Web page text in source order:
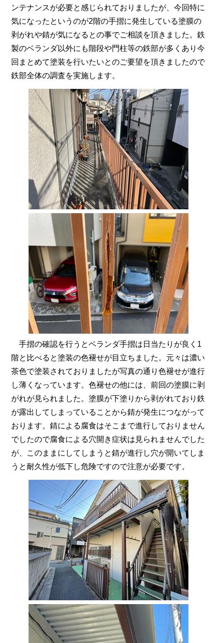
ンテナンスが必要と感じられておりましたが、今回特に
気になったというのが2階の手摺に発生している塗膜の
剥がれや錆が気になるとの事でご相談を頂きました。鉄
製のベランダ以外にも階段や門柱等の鉄部が多くあり今
回まとめて塗装を行いたいとのご要望を頂きましたので
鉄部全体の調査を実施します。
手摺の確認を行うとベランダ手摺は日当たりが良く1
階と比べると塗装の色褪せが目立ちました。元々は濃い
茶色で塗装されておりましたが写真の通り色褪せが進行
し薄くなっています。色褪せの他には、前回の塗膜に剥
がれが見られました。塗膜が下塗りから剥がれており鉄
が露出してしまっていることから錆が発生につながって
おります。錆による腐食はそこまで進行しておりません
でしたので腐食による穴開き症状は見られませんでした
が、このままにしてしまうと錆が進行し穴が開いてしま
うと耐久性が低下し危険ですので注意が必要です。